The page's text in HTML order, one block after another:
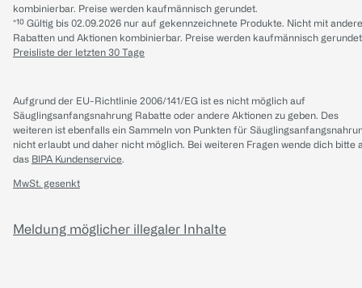
kombinierbar. Preise werden kaufmännisch gerundet.
*¹⁰ Gültig bis 02.09.2026 nur auf gekennzeichnete Produkte. Nicht mit
Rabatten und Aktionen kombinierbar. Preise werden kaufmännisch
Preisliste der letzten 30 Tage
Aufgrund der EU-Richtlinie 2006/141/EG ist es nicht möglich auf
Säuglingsanfangsnahrung Rabatte oder andere Aktionen zu geben. Des
weiteren ist ebenfalls ein Sammeln von Punkten für
nicht erlaubt und daher nicht möglich. Bei weiteren Fragen wende dich bitte
das BIPA Kundenservice.
MwSt. gesenkt
Meldung möglicher illegaler Inhalte